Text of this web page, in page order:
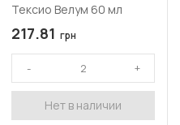
Тексио Велум 60 мл
217.81 грн
Нет в наличии